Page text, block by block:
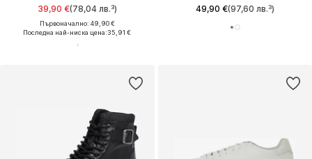
39,90 €(78,04 лв.³)
Първоначално: 49,90 €
Последна най-ниска цена:35,91 €
49,90 €(97,60 лв.³)